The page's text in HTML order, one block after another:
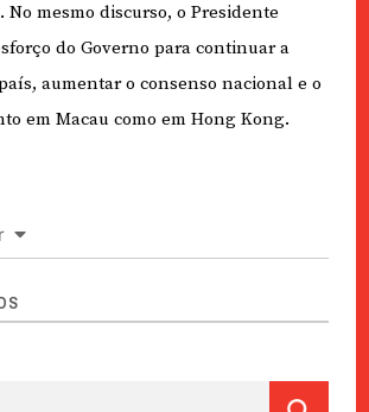
No mesmo discurso, o Presidente
do Governo para continuar a
aumentar o consenso nacional e o
em Macau como em Hong Kong.